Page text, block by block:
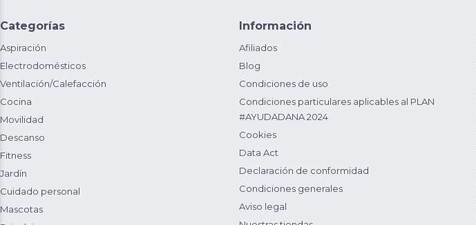
Categorías
Aspiración
Electrodomésticos
Ventilación/Calefacción
Cocina
Movilidad
Descanso
Fitness
Jardín
Cuidado personal
Mascotas
Información
Afiliados
Blog
Condiciones de uso
Condiciones particulares aplicables al PLAN
#AYUDADANA 2024
Cookies
Data Act
Declaración de conformidad
Condiciones generales
Aviso legal